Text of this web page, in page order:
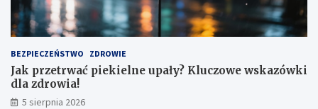
BEZPIECZEŃSTWO ZDROWIE
Jak przetrwać piekielne upały? Kluczowe wskazówki
dla zdrowia!
5 sierpnia 2026